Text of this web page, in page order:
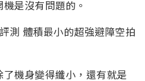
是沒有問題的。
機身變得纖小，還有就是